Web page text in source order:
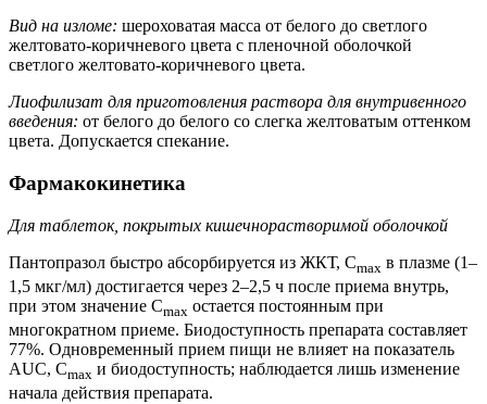
Вид на изломе: шероховатая масса от белого до светлого
желтовато-коричневого цвета с пленочной оболочкой
светлого желтовато-коричневого цвета.
Лиофилизат для приготовления раствора для внутривенного
введения: от белого до белого со слегка желтоватым оттенком
цвета. Допускается спекание.
Фармакокинетика
Для таблеток, покрытых кишечнорастворимой оболочкой
Пантопразол быстро абсорбируется из ЖКТ, Cmax в плазме (1–
1,5 мкг/мл) достигается через 2–2,5 ч после приема внутрь,
при этом значение Cmax остается постоянным при
многократном приеме. Биодоступность препарата составляет
77%. Одновременный прием пищи не влияет на показатель
AUC, Cmax и биодоступность; наблюдается лишь изменение
начала действия препарата.